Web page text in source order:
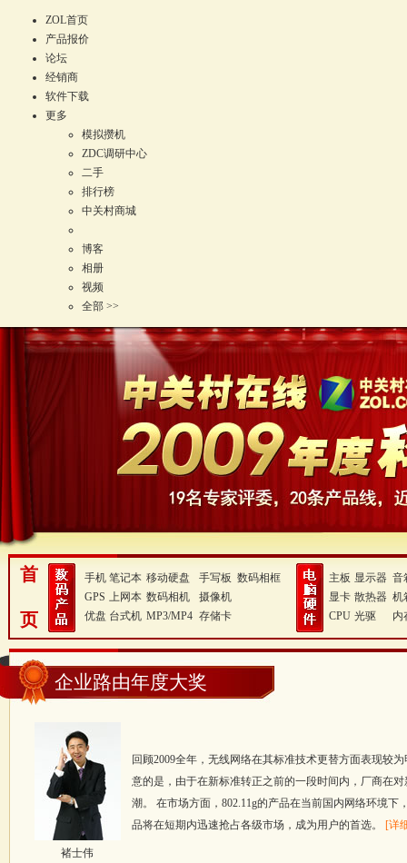
ZOL首页
产品报价
论坛
经销商
软件下载
更多
模拟攒机
ZDC调研中心
二手
排行榜
中关村商城
博客
相册
视频
全部 >>
首
页
手机 笔记本 移动硬盘 手写板 数码相框
GPS 上网本 数码相机
摄像机
优盘 台式机 MP3/MP4 存储卡
主板 显示器 音
显卡 散热器 机
CPU 光驱 内
企业路由年度大奖
回顾2009全年，无线网络在其标准技术更替方面表现较
意的是，由于在新标准转正之前的一段时间内，厂商在
潮。 在市场方面，802.11g的产品在当前国内网络环境
品将在短期内迅速抢占各级市场，成为用户的首选。
[详
褚士伟